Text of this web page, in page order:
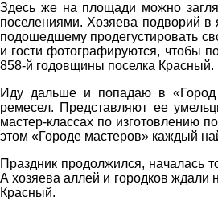
Здесь же на площади можно
поселениями. Хозяева подворий
подошедшему продегустировать
и гости фотографируются, чтобы
858-й годовщины поселка Красный.
Иду дальше и попадаю в «Город
ремесел. Представляют ее
мастер-классах по изготовлению
этом «Городе мастеров» каждый
Праздник продолжился, началась
А хозяева аллей и городков ждали
Красный.